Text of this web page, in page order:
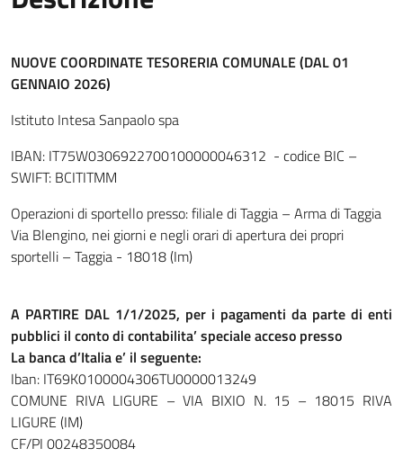
NUOVE COORDINATE TESORERIA COMUNALE (DAL 01
GENNAIO 2026)
Istituto Intesa Sanpaolo spa
IBAN: IT75W0306922700100000046312 - codice BIC –
SWIFT: BCITITMM
Operazioni di sportello presso: filiale di Taggia – Arma di Taggia
Via Blengino, nei giorni e negli orari di apertura dei propri
sportelli – Taggia - 18018 (Im)
A PARTIRE DAL 1/1/2025, per i pagamenti da parte di enti
pubblici il conto di contabilita’ speciale acceso presso
La banca d’Italia e’ il seguente:
Iban: IT69K0100004306TU0000013249
COMUNE RIVA LIGURE – VIA BIXIO N. 15 – 18015 RIVA
LIGURE (IM)
CF/PI 00248350084